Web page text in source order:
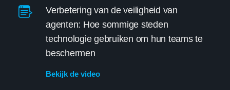
Verbetering van de veiligheid van
agenten: Hoe sommige steden
technologie gebruiken om hun teams te
beschermen
Bekijk de video